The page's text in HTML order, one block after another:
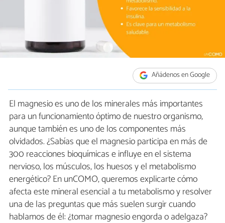
Añádenos en Google
El magnesio es uno de los minerales más importantes
para un funcionamiento óptimo de nuestro organismo,
aunque también es uno de los componentes más
olvidados. ¿Sabías que el magnesio participa en más de
300 reacciones bioquímicas e influye en el sistema
nervioso, los músculos, los huesos y el metabolismo
energético? En unCOMO, queremos explicarte cómo
afecta este mineral esencial a tu metabolismo y resolver
una de las preguntas que más suelen surgir cuando
hablamos de él: ¿tomar magnesio engorda o adelgaza?